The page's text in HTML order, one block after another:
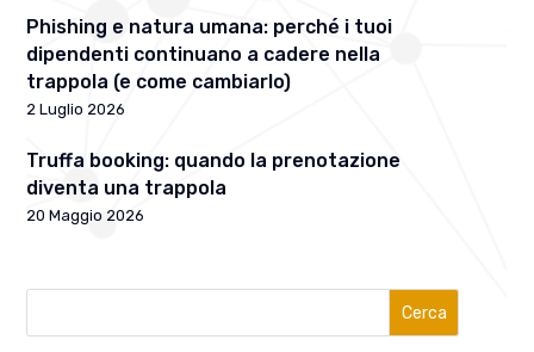
Phishing e natura umana: perché i tuoi
dipendenti continuano a cadere nella
trappola (e come cambiarlo)
2 Luglio 2026
Truffa booking: quando la prenotazione
diventa una trappola
20 Maggio 2026
Cerca